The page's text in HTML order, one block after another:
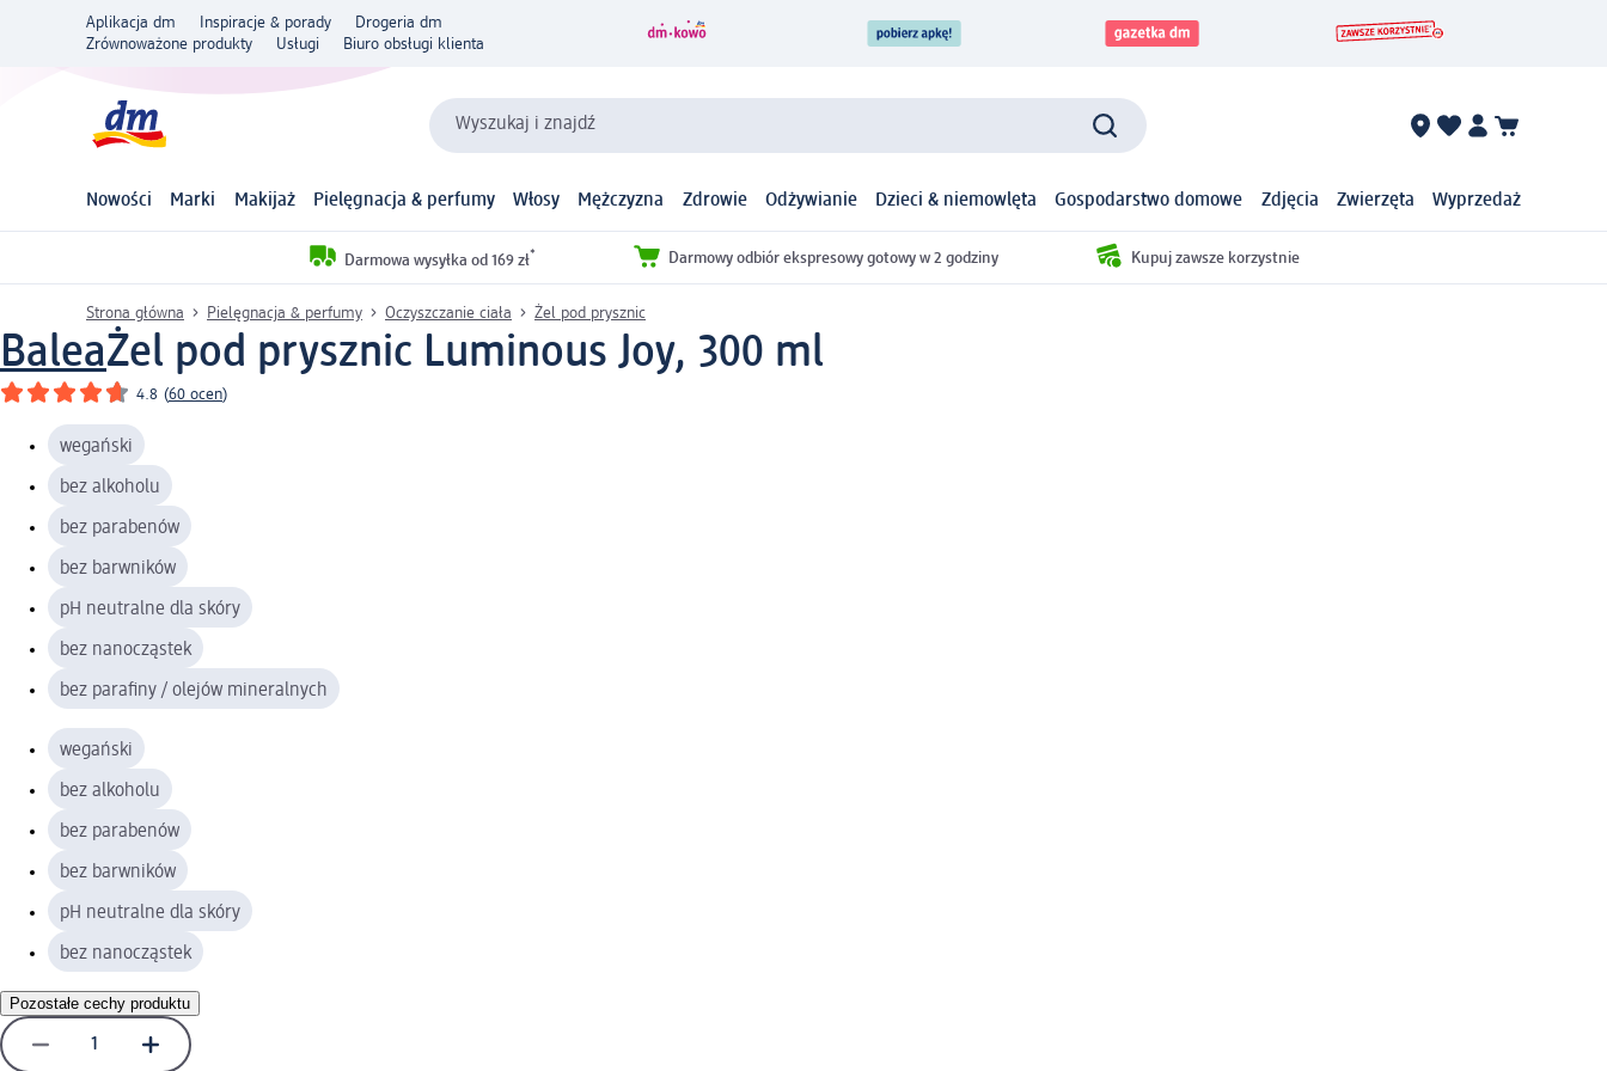
Aplikacja dm Inspiracje & porady
Drogeria dm
Zrównoważone produkty
Usługi Biuro obsługi klienta
Wyszukaj i znajdź
Nowości Marki Makijaż Pielęgnacja & perfumy Włosy Mężczyzna Zdrowie Odżywianie Dzieci & niemowlęta Gospodarstwo domowe Zdjęcia Zwierzęta Wyprzedaż
Darmowa wysyłka od 169 zł* Darmowy odbiór ekspresowy gotowy w 2 godziny Kupuj zawsze korzystnie
Strona główna Pielęgnacja & perfumy Oczyszczanie ciała Żel pod prysznic
BaleaŻel pod prysznic Luminous Joy, 300 ml
4.8 (60 ocen)
wegański
bez alkoholu
bez parabenów
bez barwników
pH neutralne dla skóry
bez nanocząstek
bez parafiny / olejów mineralnych
wegański
bez alkoholu
bez parabenów
bez barwników
pH neutralne dla skóry
bez nanocząstek
Pozostałe cechy produktu